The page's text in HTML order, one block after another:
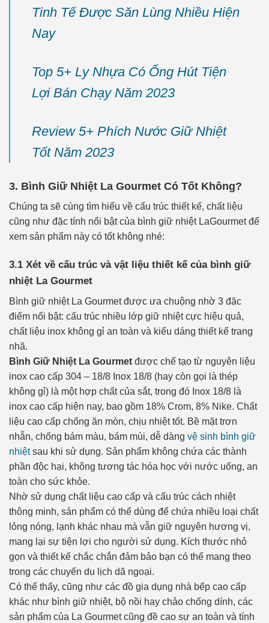
Tinh Tế Được Săn Lùng Nhiều Hiện
Nay
Top 5+ Ly Nhựa Có Ống Hút Tiện
Lợi Bán Chạy Năm 2023
Review 5+ Phích Nước Giữ Nhiệt
Tốt Năm 2023
3. Bình Giữ Nhiệt La Gourmet Có Tốt Không?
Chúng ta sẽ cùng tìm hiểu về cấu trúc thiết kế, chất liệu
cũng như đặc tính nổi bật của bình giữ nhiệt LaGourmet để
xem sản phẩm này có tốt không nhé:
3.1 Xét về cấu trúc và vật liệu thiết kế của bình giữ
nhiệt La Gourmet
Bình giữ nhiệt La Gourmet được ưa chuộng nhờ 3 đặc
điểm nổi bật: cấu trúc nhiều lớp giữ nhiệt cực hiệu quả,
chất liệu inox không gỉ an toàn và kiểu dáng thiết kế trang
nhã.
Bình Giữ Nhiệt La Gourmet được chế tạo từ nguyên liệu
inox cao cấp 304 – 18/8 Inox 18/8 (hay còn gọi là thép
không gỉ) là một hợp chất của sắt, trong đó Inox 18/8 là
inox cao cấp hiện nay, bao gồm 18% Crom, 8% Nike. Chất
liệu cao cấp chống ăn mòn, chịu nhiệt tốt. Bề mặt trơn
nhẵn, chống bám màu, bám mùi, dễ dàng vệ sinh bình giữ
nhiệtsau khi sử dụng. Sản phẩm không chứa các thành
phần độc hại, không tương tác hóa học với nước uống, an
toàn cho sức khỏe.
Nhờ sử dụng chất liệu cao cấp và cấu trúc cách nhiệt
thông minh, sản phẩm có thể dùng để chứa nhiều loại chất
lỏng nóng, lạnh khác nhau mà vẫn giữ nguyên hương vị,
mang lại sự tiện lợi cho người sử dụng. Kích thước nhỏ
gọn và thiết kế chắc chắn đảm bảo bạn có thể mang theo
trong các chuyến du lịch dã ngoại.
Có thể thấy, cũng như các đồ gia dụng nhà bếp cao cấp
khác như bình giữ nhiệt, bộ nồi hay chảo chống dính, các
sản phẩm của La Gourmet cũng đề cao sự an toàn và tính